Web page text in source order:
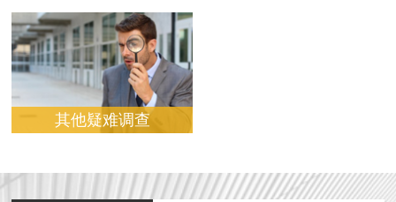
私人保镳保卫
其他疑难调查